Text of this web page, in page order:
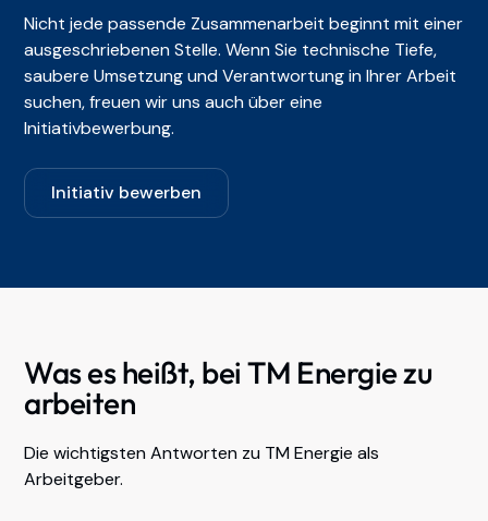
Nicht jede passende Zusammenarbeit beginnt mit einer
ausgeschriebenen Stelle. Wenn Sie technische Tiefe,
saubere Umsetzung und Verantwortung in Ihrer Arbeit
suchen, freuen wir uns auch über eine
Initiativbewerbung.
Initiativ bewerben
Was es heißt, bei TM Energie zu
arbeiten
Die wichtigsten Antworten zu TM Energie als
Arbeitgeber.